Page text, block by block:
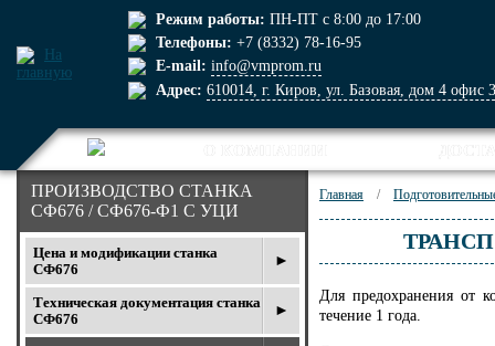
Режим работы: ПН-ПТ с 8:00 до 17:00
Телефоны: +7 (8332) 78-16-95
E-mail: info@vmprom.ru
Адрес: 610014, г. Киров, ул. Базовая, дом 4 офис
ПРОИЗВОДСТВО СТАНКА
СФ676 / СФ676-Ф1 С УЦИ
Цена и модификации станка
СФ676
Техническая документация станка
СФ676
Главная /
Для предохранения от
течение 1 года.